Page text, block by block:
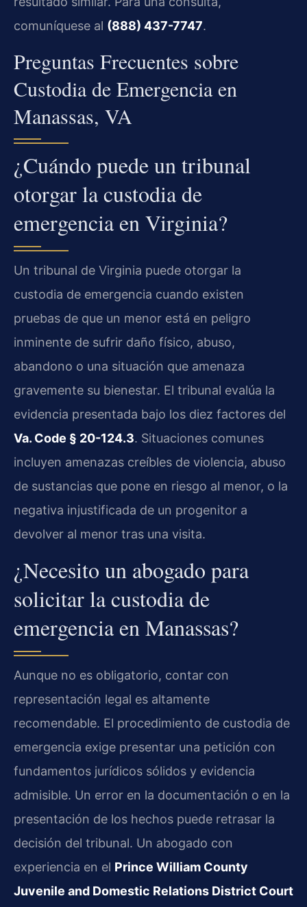
comuníquese al (888) 437-7747.
Preguntas Frecuentes sobre
Custodia de Emergencia en
Manassas, VA
¿Cuándo puede un tribunal
otorgar la custodia de
emergencia en Virginia?
Un tribunal de Virginia puede otorgar la
custodia de emergencia cuando existen
pruebas de que un menor está en peligro
inminente de sufrir daño físico, abuso,
abandono o una situación que amenaza
gravemente su bienestar. El tribunal evalúa la
evidencia presentada bajo los diez factores del
Va. Code § 20-124.3. Situaciones comunes
incluyen amenazas creíbles de violencia, abuso
de sustancias que pone en riesgo al menor, o la
negativa injustificada de un progenitor a
devolver al menor tras una visita.
¿Necesito un abogado para
solicitar la custodia de
emergencia en Manassas?
Aunque no es obligatorio, contar con
representación legal es altamente
recomendable. El procedimiento de custodia de
emergencia exige presentar una petición con
fundamentos jurídicos sólidos y evidencia
admisible. Un error en la documentación o en la
presentación de los hechos puede retrasar la
decisión del tribunal. Un abogado con
experiencia en el Prince William County
Juvenile and Domestic Relations District Court